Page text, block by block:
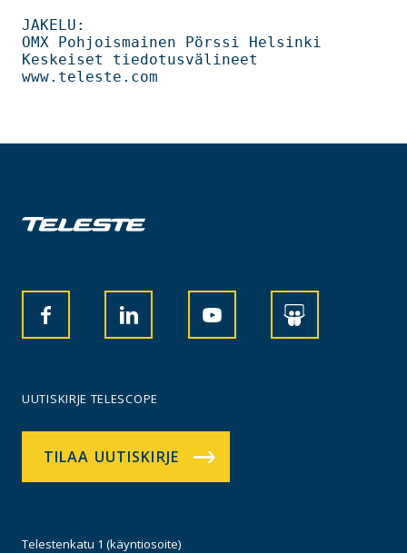
JAKELU:
OMX Pohjoismainen Pörssi Helsinki
Keskeiset tiedotusvälineet
UUTISKIRJE TELESCOPE
TILAA UUTISKIRJE
Telestenkatu 1 (käyntiosoite)